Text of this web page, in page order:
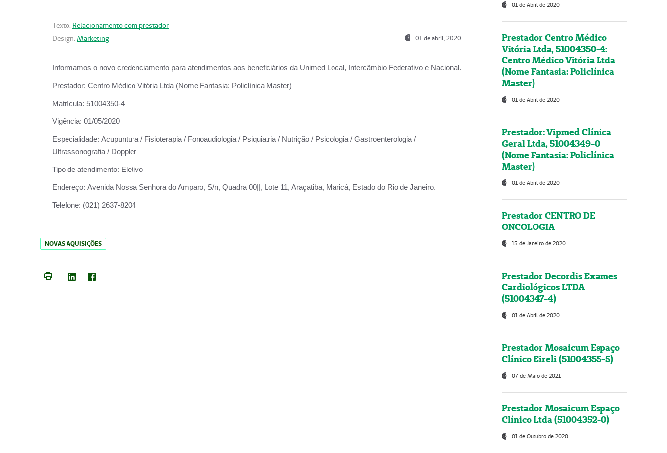
Texto: Relacionamento com prestador
Design: Marketing 01 de abril, 2020
Informamos o novo credenciamento para atendimentos aos beneficiários da Unimed Local, Intercâmbio Federativo e Nacional.
Prestador: Centro Médico Vitória Ltda (Nome Fantasia: Policlínica Master)
Matrícula: 51004350-4
Vigência: 01/05/2020
Especialidade: Acupuntura / Fisioterapia / Fonoaudiologia / Psiquiatria / Nutrição / Psicologia / Gastroenterologia /
Ultrassonografia / Doppler
Tipo de atendimento: Eletivo
Endereço: Avenida Nossa Senhora do Amparo, S/n, Quadra 00||, Lote 11, Araçatiba, Maricá, Estado do Rio de Janeiro.
Telefone: (021) 2637-8204
NOVAS AQUISIÇÕES
01 de Abril de 2020
Prestador Centro Médico
Vitória Ltda, 51004350-4:
Centro Médico Vitória Ltda
(Nome Fantasia: Policlínica
Master)
01 de Abril de 2020
Prestador: Vipmed Clínica
Geral Ltda, 51004349-0
(Nome Fantasia: Policlínica
Master)
01 de Abril de 2020
Prestador CENTRO DE
ONCOLOGIA
15 de Janeiro de 2020
Prestador Decordis Exames
Cardiológicos LTDA
(51004347-4)
01 de Abril de 2020
Prestador Mosaicum Espaço
Clínico Eireli (51004355-5)
07 de Maio de 2021
Prestador Mosaicum Espaço
Clínico Ltda (51004352-0)
01 de Outubro de 2020